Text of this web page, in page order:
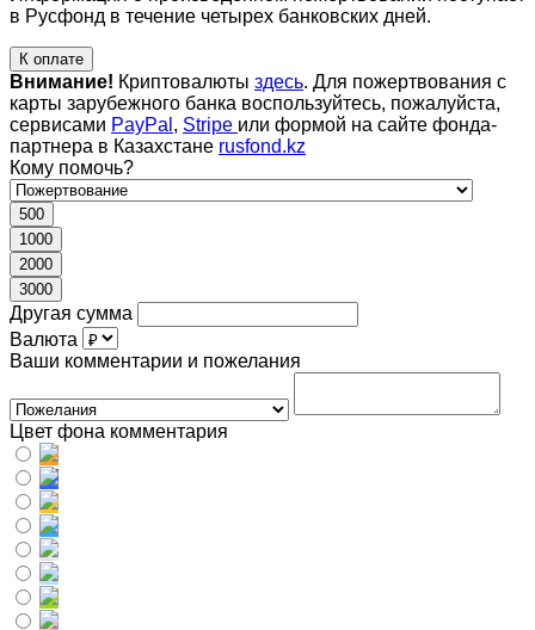
в Русфонд в течение четырех банковских дней.
К оплате
Внимание! Криптовалюты здесь. Для пожертвования с
карты зарубежного банка воспользуйтесь, пожалуйста,
сервисами PayPal , Stripe или формой на сайте фонда-
партнера в Казахстане rusfond.kz
Кому помочь?
500
1000
2000
3000
Другая сумма
Валюта
Ваши комментарии и пожелания
Цвет фона комментария